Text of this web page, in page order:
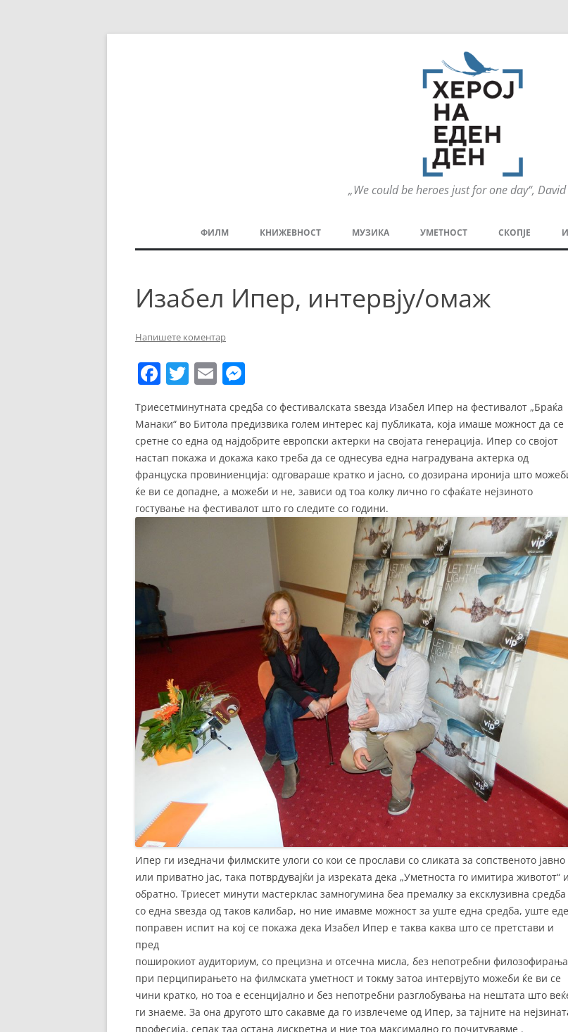
„We could be heroes just for one day“,
содржината
ФИЛМ
БАЛКАНСКИ ФИЛМ
ФЕСТИВАЛИ
ФИЛМОПОЛИС
КНИЖЕВНОСТ МУЗИКА УМЕТНОСТ СКОПЈЕ
Изабел Ипер, интервју/омаж
Напишете коментар
F
c
e
b
o
o
T
itt
er
E
ai
l
e
ss
e
n
g
er
Триесетминутната средба со фестивалската ѕвезда Изабел Ипер на фестивалот „Браќа
Манаки“ во Битола предизвика голем интерес кај публиката, која имаше можност да се
сретне со една од најдобрите европски актерки на својата генерација. Ипер со својот
настап покажа и докажа како треба да се однесува една наградувана актерка од
француска провиниенција: одговараше кратко и јасно, со дозирана иронија што
ќе ви се допадне, а можеби и не, зависи од тоа колку лично го сфаќате нејзиното
гостување на фестивалот што го следите со години.
Ипер ги изедначи филмските улоги со кои се прослави со сликата за сопственото јавно
или приватно јас, така потврдувајќи ја изреката дека „Уметноста го имитира животот“ и
обратно. Триесет минути мастерклас замногумина беа премалку за ексклузивна средба
со една ѕвезда од таков калибар, но ние имавме можност за уште една средба, уште
поправен испит на кој се покажа дека Изабел Ипер е таква каква што се претстави и
пред
поширокиот аудиториум, со прецизна и отсечна мисла, без непотребни филозофирања
при перципирањето на филмската уметност и токму затоа интервјуто можеби ќе ви се
чини кратко, но тоа е есенцијално и без непотребни разглобувања на нештата што
ги знаеме. За она другото што сакавме да го извлечеме од Ипер, за тајните на
професија, сепак таа остана дискретна и ние тоа максимално го почитувавме .